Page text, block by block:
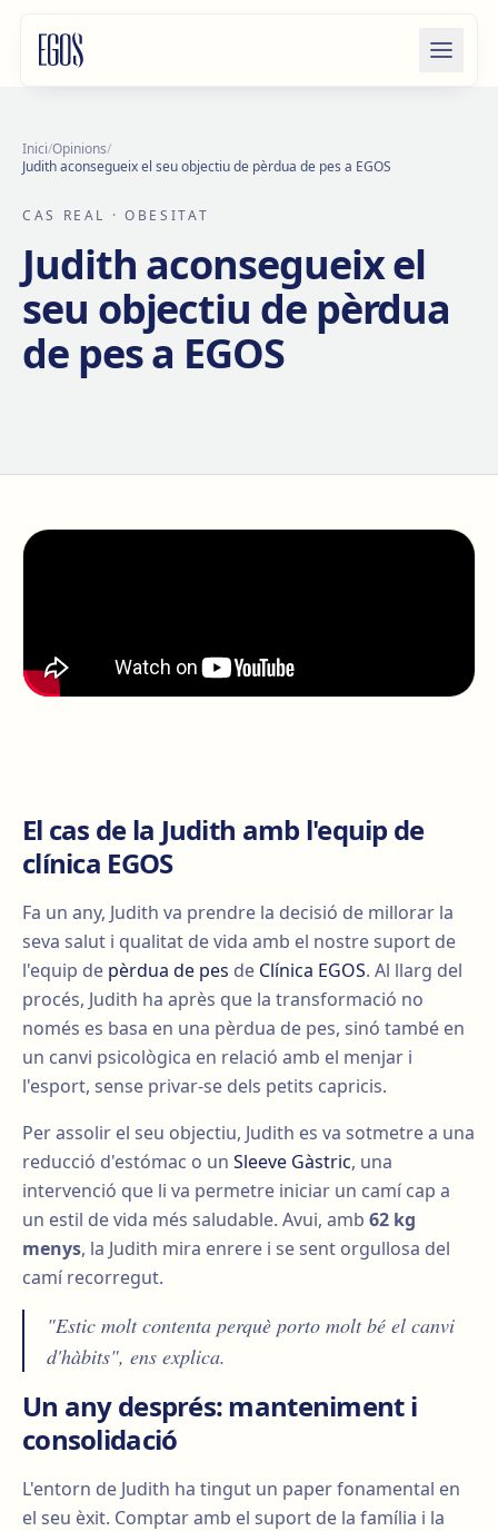
Inici/Opinions/
Judith aconsegueix el seu objectiu de pèrdua de pes a EGOS
CAS REAL · OBESITAT
Judith aconsegueix el
seu objectiu de pèrdua
de pes a EGOS
El cas de la Judith amb l'equip de
clínica EGOS
Fa un any, Judith va prendre la decisió de millorar la
seva salut i qualitat de vida amb el nostre suport de
l'equip de pèrdua de pes de Clínica EGOS. Al llarg del
procés, Judith ha après que la transformació no
només es basa en una pèrdua de pes, sinó també en
un canvi psicològica en relació amb el menjar i
l'esport, sense privar-se dels petits capricis.
Per assolir el seu objectiu, Judith es va sotmetre a una
reducció d'estómac o un Sleeve Gàstric, una
intervenció que li va permetre iniciar un camí cap a
un estil de vida més saludable. Avui, amb 62 kg
menys, la Judith mira enrere i se sent orgullosa del
camí recorregut.
"Estic molt contenta perquè porto molt bé el canvi
d'hàbits", ens explica.
Un any després: manteniment i
consolidació
L'entorn de Judith ha tingut un paper fonamental en
el seu èxit. Comptar amb el suport de la família i la